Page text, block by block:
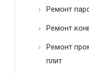
Ремонт
Ремонт
Ремонт
плит